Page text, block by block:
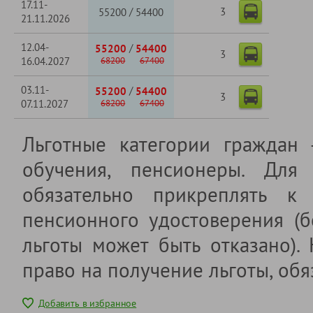
17.11-
21.11.2026
55200 / 54400 3
12.04-
16.04.2027
55200 / 54400
68200 67400
3
03.11-
07.11.2027
55200 / 54400
68200 67400
3
Льготные категории
обучения, пенсионеры. Для
обязательно прикреплять
пенсионного удостоверения
льготы может быть
право на получение льготы,
Добавить в избранное